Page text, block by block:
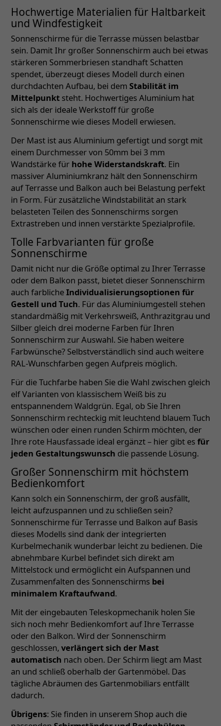
Hochwertige Materialien für Haltbarkeit
und Windfestigkeit
Sonnenschirme für die Terrasse müssen belastbar
sein. Damit Ihr großer Sonnenschirm auch bei etwas
stärkeren Sommerbriesen standhaft Schatten
spendet, überzeugt dieses Modell durch einen
durchdachten Aufbau, bei dem Stabilität im
Mittelpunkt steht. Hochwertiges Aluminium hat
sich als der ideale Werkstoff für große
Sonnenschirme wie dieses Modell erwiesen.
Der Mast ist aus Aluminium gefertigt und sorgt mit
einem Durchmesser von 50mm bei 3 mm
Wandstärke für hohe Widerstandskraft. Ein
massiver Aluminiumkranz hält den Sonnenschirm
auf Terrasse und Balkon auch bei Belastung perfekt
in Form. Für zusätzliche Windstabilität an stark
belasteten Teilen des Sonnenschirms sorgen
Extrastreben und innen verstärkte Spezialprofile.
Tolle Farbvarianten für große
Sonnenschirme
Damit nicht nur die Größe optimal zu Ihrer Terrasse
oder dem Balkon passt, bietet dieser Sonnenschirm
auch farblicheIndividualisierungsoptionen für
Gestell und Tuch. Für das Aluminiumgestell stehen
standardmäßig mit Verkehrsweiß, Anthrazitgrau und
Silber gleich drei moderne Farben für Ihren
Sonnenschirm zur Auswahl. Sie haben weitere
Farbwünsche? Selbstverständlich sind auch weitere
RAL-Wunschfarben gegen Aufpreis möglich.
Für die Tuchfarbe haben Sie die Wahl zwischen gleich
elf Varianten von klassischem Weiß bis zu
entspannendem Waldgrün. Egal, ob Sie Ihren
Sonnenschirm rechteckig mit leuchtend blauem Tuch
wünschen oder einen runden Schirm möchten, der
Ihre rote Hausfassade ideal ergänzt – hier gibt es für
jeden Gestaltungswunsch die passende Lösung.
Großer Sonnenschirm mit höchstem
Bedienkomfort
Kann solch ein Sonnenschirm, der groß ausfällt,
leicht aufzuspannen und zu schließen sein?
Sonnenschirme für Terrasse und Balkon auf Basis
dieses Modells sind dank der integrierten
Kurbelmechanik wunderbar leicht zu bedienen. Die
abnehmbare Kurbel befindet sich direkt am
Mittelstock und ermöglicht ein Aufspannen und
Zusammenfalten des Sonnenschirms bei
minimalem Kraftaufwand.
Mit der eingebauten Teleskopmechanik holen Sie
sich noch mehr Bedienkomfort auf Ihre Terrasse
oder den Balkon. Wird der Sonnenschirm
geschlossen, verlängert sich der Mast
automatisch nach oben. Der Schirm liegt am Mast
an und schließ oberhalb der Gartenmöbel. Das
tägliche Abräumen des Gartenmobiliars entfällt
dadurch.
Übrigens: Sie finden in unserem Shop auch die